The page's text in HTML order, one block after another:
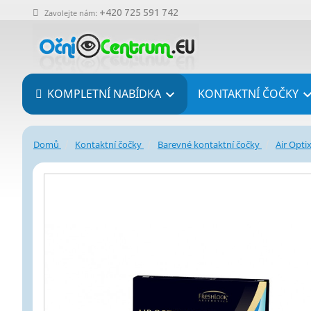
Zavolejte nám: +420 725 591 742

KOMPLETNÍ NABÍDKA KONTAKTNÍ ČOČKY
Domů Kontaktní čočky Barevné kontaktní čočky Air